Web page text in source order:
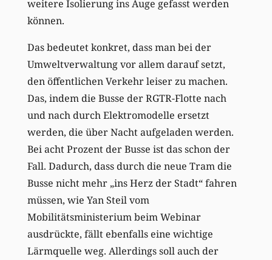
weitere Isolierung ins Auge gefasst werden
können.
Das bedeutet konkret, dass man bei der
Umweltverwaltung vor allem darauf setzt,
den öffentlichen Verkehr leiser zu machen.
Das, indem die Busse der RGTR-Flotte nach
und nach durch Elektromodelle ersetzt
werden, die über Nacht aufgeladen werden.
Bei acht Prozent der Busse ist das schon der
Fall. Dadurch, dass durch die neue Tram die
Busse nicht mehr „ins Herz der Stadt“ fahren
müssen, wie Yan Steil vom
Mobilitätsministerium beim Webinar
ausdrückte, fällt ebenfalls eine wichtige
Lärmquelle weg. Allerdings soll auch der